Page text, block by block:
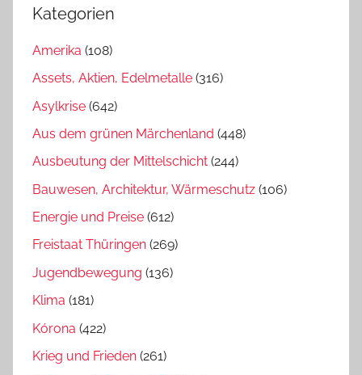
Kategorien
Amerika (108)
Assets, Aktien, Edelmetalle (316)
Asylkrise (642)
Aus dem grünen Märchenland (448)
Ausbeutung der Mittelschicht (244)
Bauwesen, Architektur, Wärmeschutz (106)
Energie und Preise (612)
Freistaat Thüringen (269)
Jugendbewegung (136)
Klima (181)
Kórona (422)
Krieg und Frieden (261)